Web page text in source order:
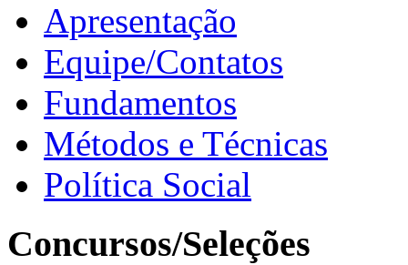
Apresentação
Equipe/Contatos
Fundamentos
Métodos e Técnicas
Política Social
Concursos/Seleções